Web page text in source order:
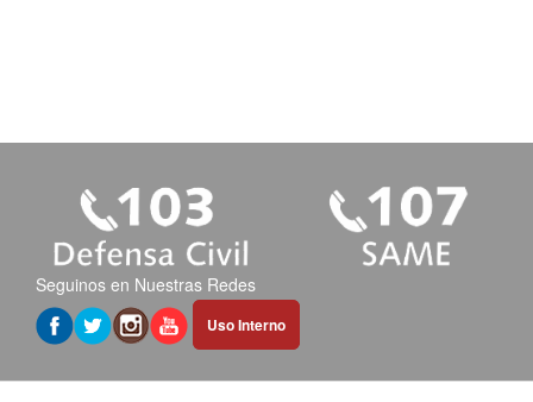
Seguinos en Nuestras Redes
Abrir
hipervínculo
en
nueva
Uso Interno